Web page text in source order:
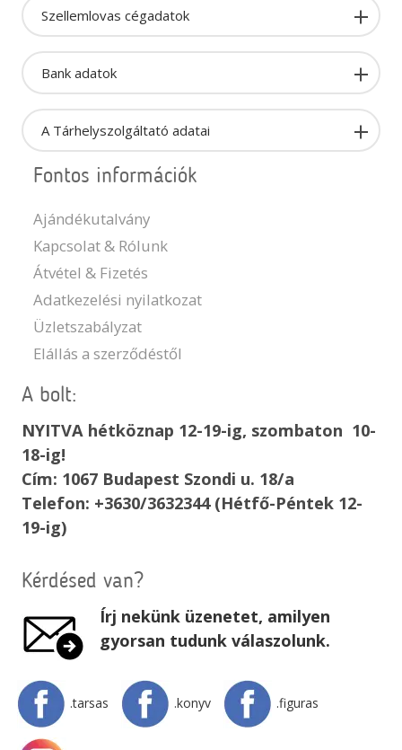
Szellemlovas cégadatok
Bank adatok
A Tárhelyszolgáltató adatai
Fontos információk
Ajándékutalvány
Kapcsolat & Rólunk
Átvétel & Fizetés
Adatkezelési nyilatkozat
Üzletszabályzat
Elállás a szerződéstől
A bolt:
NYITVA hétköznap 12-19-ig, szombaton 10-
18-ig!
Cím: 1067 Budapest Szondi u. 18/a
Telefon: +3630/3632344 (Hétfő-Péntek 12-
19-ig)
Kérdésed van?
Írj nekünk üzenetet, amilyen
gyorsan tudunk válaszolunk.
.tarsas .konyv .figuras